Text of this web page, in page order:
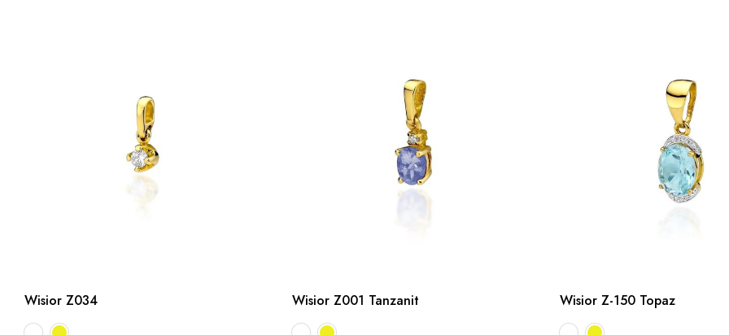
Wisior Z034 Wisior Z001 Tanzanit Wisior Z-150 Topaz